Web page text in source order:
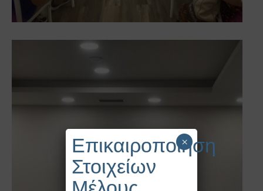
Επικαιροποίηση
Στοιχείων
×